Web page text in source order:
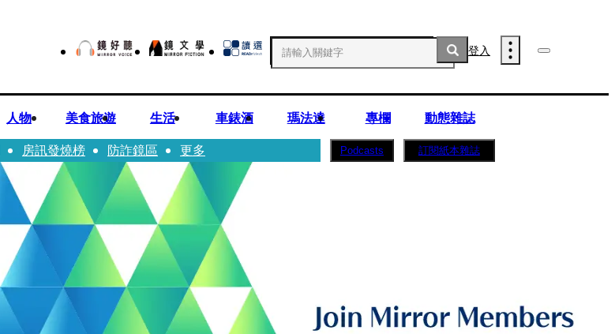
登入
人物 美食旅遊 生活 車錶酒 瑪法達 專欄
動態雜誌
房訊發燒榜 防詐鏡區 更多 Podcasts 訂閱紙本雜誌